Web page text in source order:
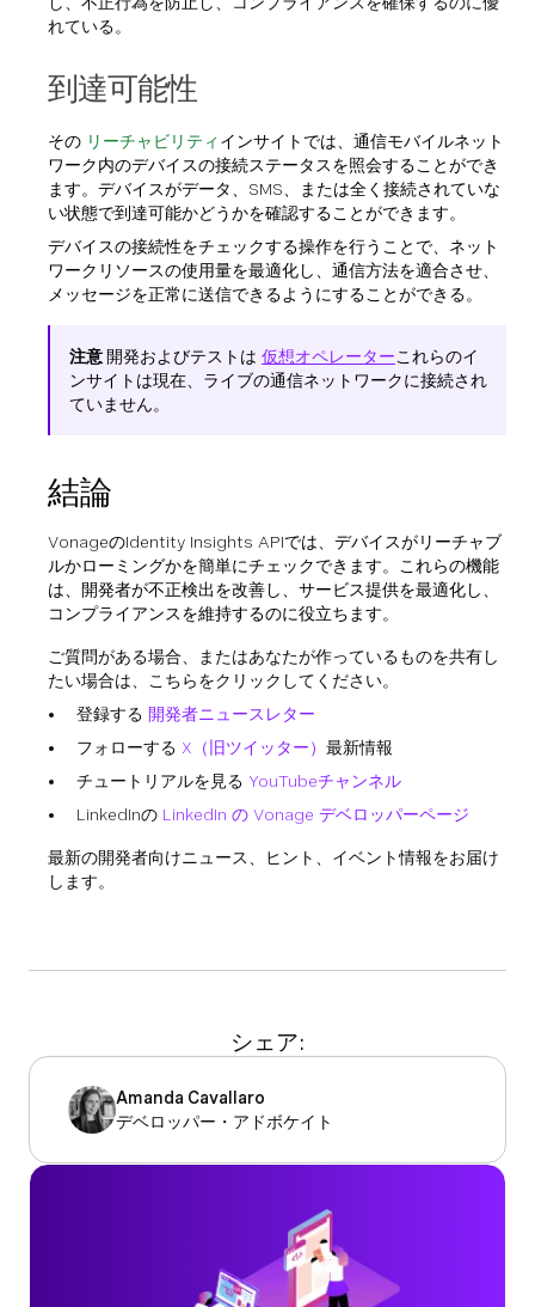
れている。
到達可能性
その リーチャビリティ インサイトでは、通信モバイルネット
ワーク内のデバイスの接続ステータスを照会することができ
ます。デバイスがデータ、SMS、または全く接続されていな
い状態で到達可能かどうかを確認することができます。
デバイスの接続性をチェックする操作を行うことで、ネット
ワークリソースの使用量を最適化し、通信方法を適合させ、
メッセージを正常に送信できるようにすることができる。
注意 開発およびテストは 仮想オペレーターこれらのイ
ンサイトは現在、ライブの通信ネットワークに接続され
ていません。
結論
VonageのIdentity Insights APIでは、デバイスがリーチャブ
ルかローミングかを簡単にチェックできます。これらの機能
は、開発者が不正検出を改善し、サービス提供を最適化し、
コンプライアンスを維持するのに役立ちます。
ご質問がある場合、またはあなたが作っているものを共有し
たい場合は、こちらをクリックしてください。
登録する 開発者ニュースレター
フォローする X（旧ツイッター） 最新情報
チュートリアルを見る YouTubeチャンネル
LinkedInの LinkedIn の Vonage デベロッパーページ
最新の開発者向けニュース、ヒント、イベント情報をお届け
します。
シェア:
Amanda Cavallaro
デベロッパー・アドボケイト